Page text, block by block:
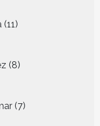
11
producten
8
producten
7
producten